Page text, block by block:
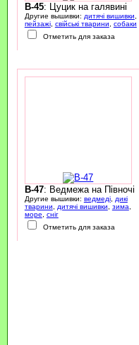
B-45: Цуцик на галявині
Другие вышивки: дитячі вишивки
пейзажі, свійські тварини
собаки
Отметить для заказа
B-47: Ведмежа на Півночі
Другие вышивки: ведмеді,
дикі
тварини
дитячі вишивки зима
море
сніг
Отметить для заказа